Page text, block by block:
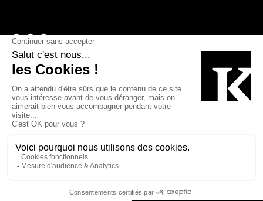
Page Facebook de Kollectif
Page Instagram de Kollectif
Page Linkedin de Kollectif
Bâtiment-Durable-Québec-1
Esquisses-1
MP-1 v2com-1